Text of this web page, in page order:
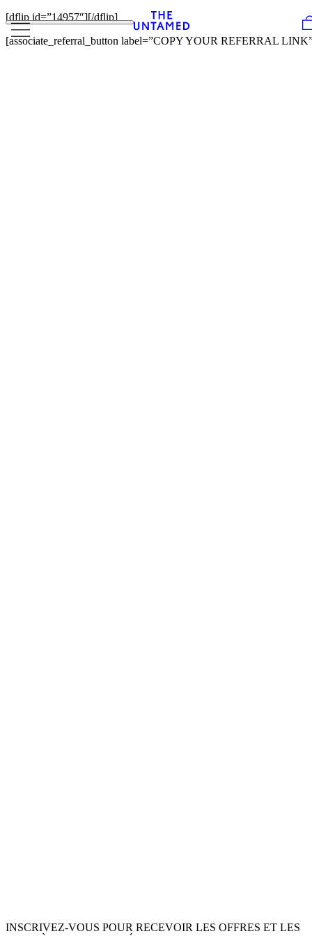
Skip to content
[dflip id=”14957″][/dflip]
[associate_referral_button label=”COPY YOUR REFERRAL
INSCRIVEZ-VOUS POUR RECEVOIR LES OFFRES ET LES